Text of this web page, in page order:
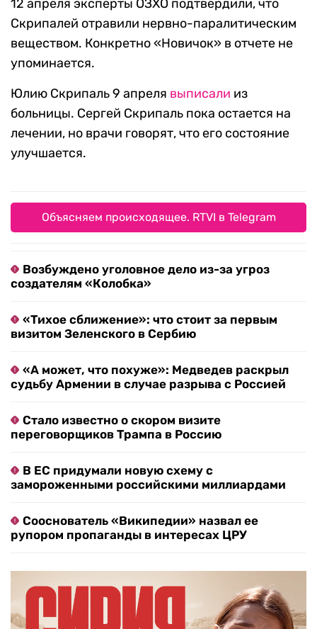
12 апреля эксперты ОЗХО подтвердили, что
Скрипалей отравили нервно-паралитическим
веществом. Конкретно «Новичок» в отчете не
упоминается.
Юлию Скрипаль 9 апреля выписали из
больницы. Сергей Скрипаль пока остается на
лечении, но врачи говорят, что его состояние
улучшается.
Объясняем происходящее. RTVI в Telegram
Возбуждено уголовное дело из-за угроз
создателям «Колобка»
«Тихое сближение»: что стоит за первым
визитом Зеленского в Сербию
«А может, что похуже»: Медведев раскрыл
судьбу Армении в случае разрыва с Россией
Стало известно о скором визите
переговорщиков Трампа в Россию
В ЕС придумали новую схему с
замороженными российскими миллиардами
Сооснователь «Википедии» назвал ее
рупором пропаганды в интересах ЦРУ